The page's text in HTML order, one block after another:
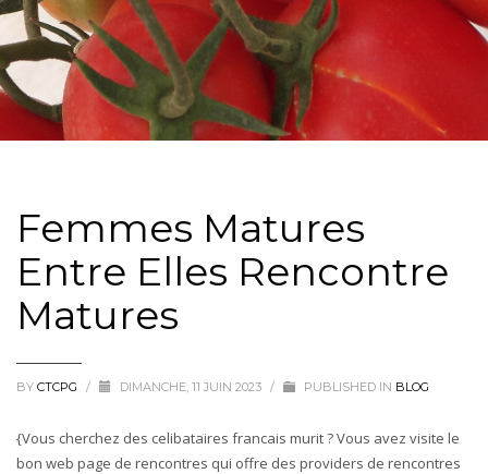
Femmes Matures
Entre Elles Rencontre
Matures
BY CTCPG / DIMANCHE, 11 JUIN 2023 / PUBLISHED IN BLOG
{Vous cherchez des celibataires francais murit ? Vous avez visite le
bon web page de rencontres qui offre des providers de rencontres